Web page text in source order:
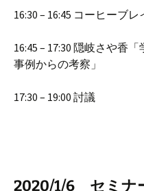
16:30 – 16:45 コーヒーブレ
16:45 – 17:30 隠岐さや香
事例からの考察」
17:30 – 19:00 討議
2020/1/6 セミナ